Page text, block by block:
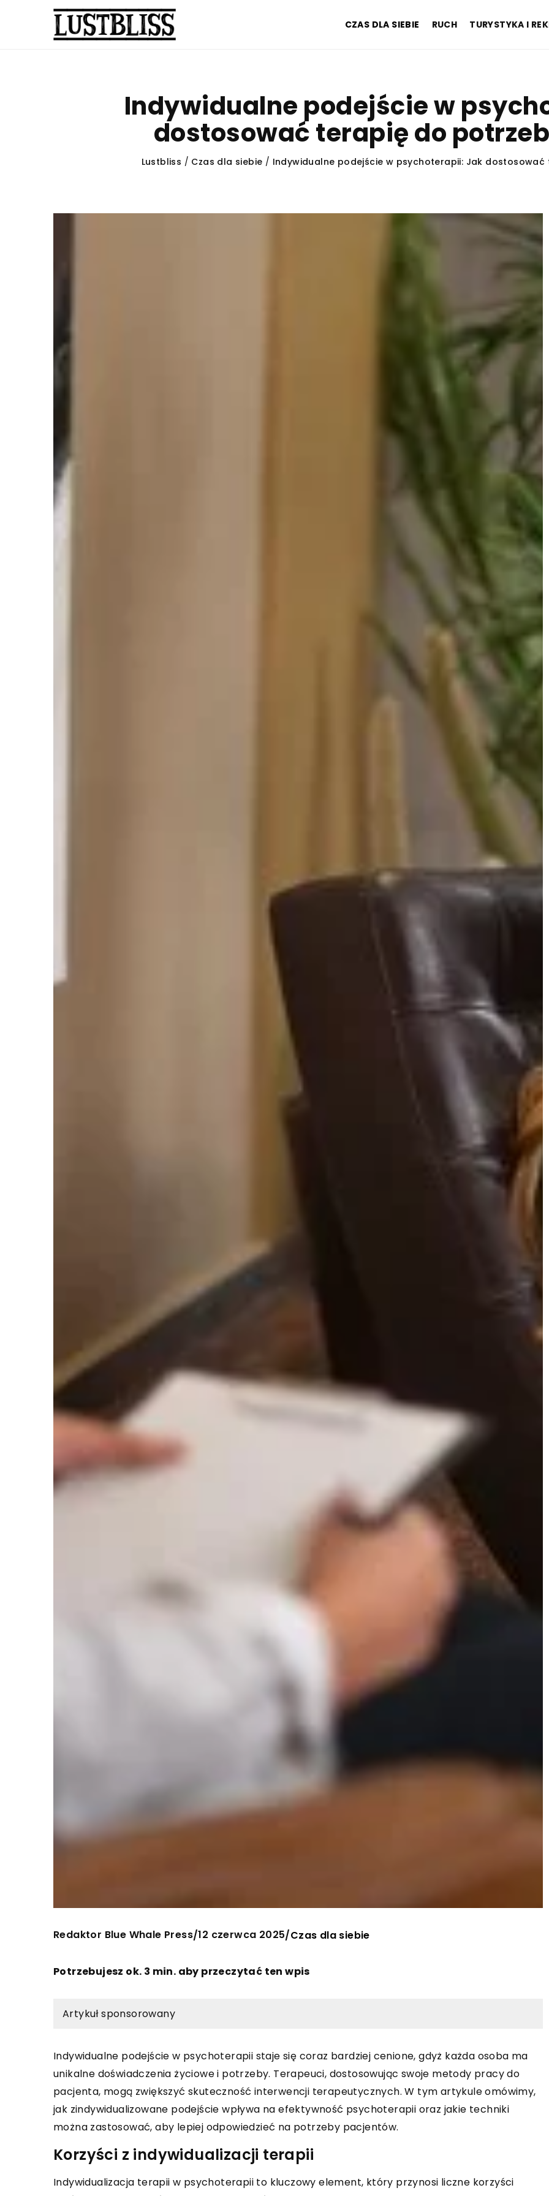
CZAS DLA SIEBIE RUCH TURYSTYKA I
Indywidualne podejście w
dostosować terapię do
Lustbliss / Czas dla siebie / Indywidualne podejście w psychoterapii: Jak
Redaktor Blue Whale Press/12 czerwca 2025/Czas dla siebie
Potrzebujesz ok. 3 min. aby przeczytać ten wpis
Artykuł sponsorowany
Indywidualne podejście w psychoterapii staje się coraz bardziej cenione, gdyż każda osoba ma
unikalne doświadczenia życiowe i potrzeby. Terapeuci, dostosowując swoje metody pracy do
pacjenta, mogą zwiększyć skuteczność interwencji terapeutycznych. W tym artykule omówimy,
jak zindywidualizowane podejście wpływa na efektywność psychoterapii oraz jakie techniki
można zastosować, aby lepiej odpowiedzieć na potrzeby pacjentów.
Korzyści z indywidualizacji terapii
Indywidualizacja terapii w psychoterapii to kluczowy element, który przynosi liczne korzyści